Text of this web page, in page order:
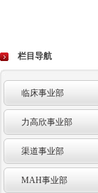
栏目导航
临床事业部
力高欣事业部
渠道事业部
MAH事业部